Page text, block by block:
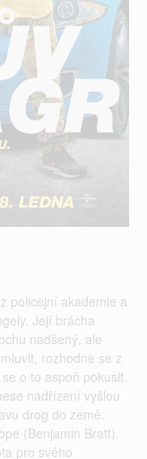
policejní akademie a
Její brácha
nadšený, ale
rozhodne se z
o to aspoň pokusit.
nadřízení vyšlou
drog do země.
(Benjamin Bratt).
pro svého